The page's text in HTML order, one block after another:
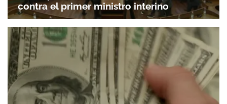
contra el primer ministro interino